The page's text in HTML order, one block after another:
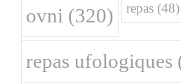
ovni (320) repas (48)
repas ufologiques